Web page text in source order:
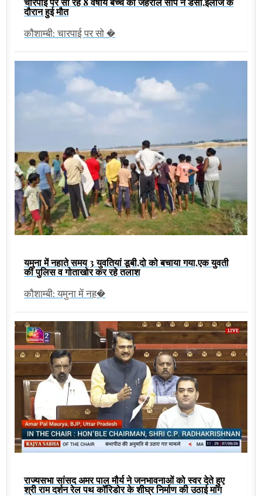
दौरान हुई मौत
कौशाम्बी: चारपाई पर सो �
यमुना में नहाते समय 3 युवतियां डूबी,दो को बचाया गया,एक युवती
की पुलिस व गोताखोर कर रहे तलाश
कौशाम्बी: यमुना में नह�
राज्यसभा सांसद अमर पाल मौर्य ने जनभावनाओं को स्वर देते हुए
श्री राम दर्शन रेल पथ कॉरिडोर के शीघ्र निर्माण की उठाई मांग